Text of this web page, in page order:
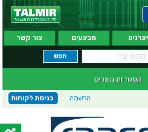
יצרנים מבצעים צור קשר
קטגוריות מוצרים
כניסת לקוחות הרשמה